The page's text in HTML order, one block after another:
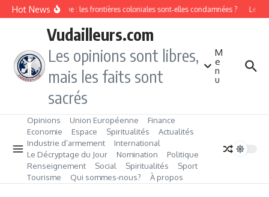
Aller au contenu
Hot News
ethnique en Afrique : les frontières coloniales sont‑elles condamnées ? Le
Vudailleurs.com
Les opinions sont libres,
mais les faits sont
sacrés
M
e
n
u
Opinions Union Européenne
Finance
Economie
Espace Spiritualités
Actualités
Industrie d’armement
International
Le Décryptage du Jour
Nomination
Politique
Renseignement
Social Spiritualités
Sport
Tourisme
Qui sommes‑nous? À propos